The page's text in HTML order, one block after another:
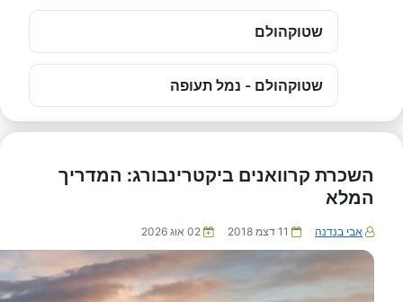
שטוקהולם
שטוקהולם - נמל תעופה
השכרת קרוואנים ביקטרינבורג: המדריך
המלא
אבי בנדנה 11 דצמ 2018 02 אוג 2026